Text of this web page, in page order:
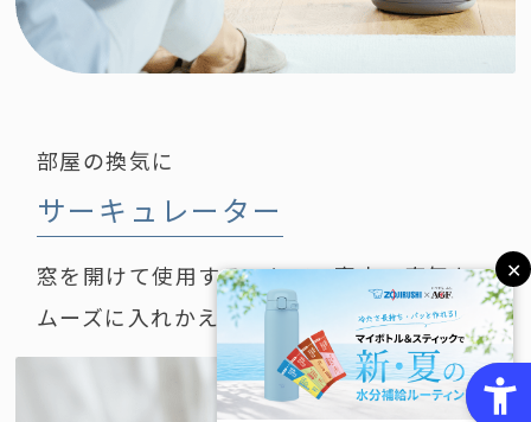
部屋の換気に
サーキュレーター
窓を開けて使用することで、室内の空気をス
ムーズに入れかえます。
✕